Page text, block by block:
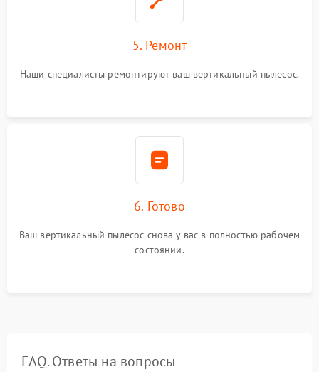
5. Ремонт
Наши специалисты ремонтируют ваш вертикальный пылесос.
6. Готово
Ваш вертикальный пылесос снова у вас в полностью рабочем
состоянии.
FAQ. Ответы на вопросы